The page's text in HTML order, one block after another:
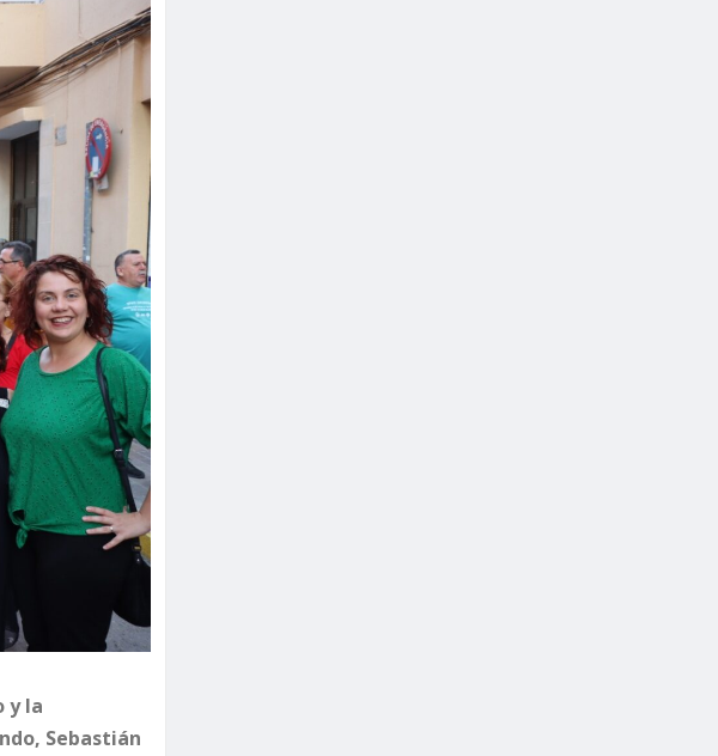
y la
Sebastián